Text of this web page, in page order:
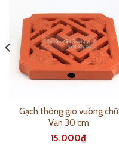
Gạch thông gió vuông chữ
Vạn 30 cm
15.000₫